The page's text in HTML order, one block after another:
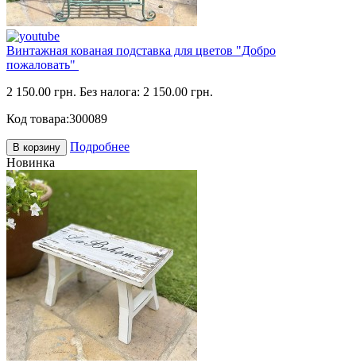
Винтажная кованая подставка для цветов "Добро
пожаловать"
2 150.00 грн. Без налога: 2 150.00 грн.
Код товара:300089
В корзину
Подробнее
Новинка